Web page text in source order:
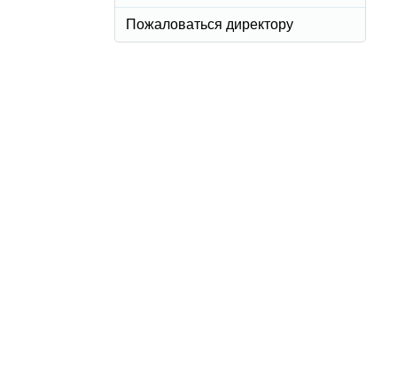
Пожаловаться директору